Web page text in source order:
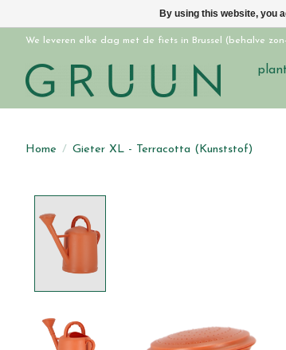
We leveren elke dag met de fiets in Brussel (behalve
Home / Gieter XL - Terracotta (Kunststof)
By using this website, you